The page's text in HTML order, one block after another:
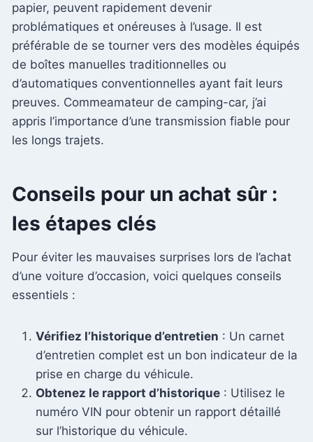
papier, peuvent rapidement devenir
problématiques et onéreuses à l’usage. Il est
préférable de se tourner vers des modèles équipés
de boîtes manuelles traditionnelles ou
d’automatiques conventionnelles ayant fait leurs
preuves. Commeamateur de camping-car, j’ai
appris l’importance d’une transmission fiable pour
les longs trajets.
Conseils pour un achat sûr :
les étapes clés
Pour éviter les mauvaises surprises lors de l’achat
d’une voiture d’occasion, voici quelques conseils
essentiels :
Vérifiez l’historique d’entretien : Un carnet
d’entretien complet est un bon indicateur de la
prise en charge du véhicule.
Obtenez le rapport d’historique : Utilisez le
numéro VIN pour obtenir un rapport détaillé
sur l’historique du véhicule.